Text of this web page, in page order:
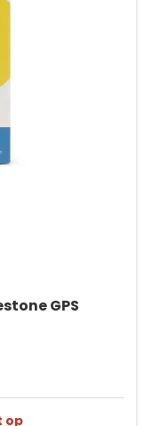
GPS
op